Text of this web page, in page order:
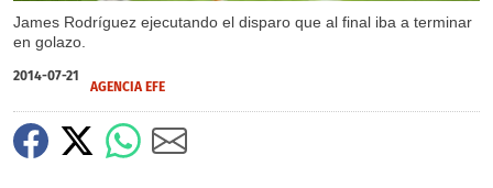
James Rodríguez ejecutando el disparo que al final iba a terminar
en golazo.
2014-07-21
AGENCIA EFE